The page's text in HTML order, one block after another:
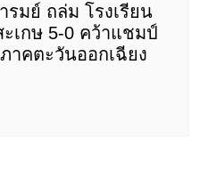
รมย์ ถล่ม โรงเรียน
เกษ 5-0 คว้าแชมป์
าคตะวันออกเฉียง